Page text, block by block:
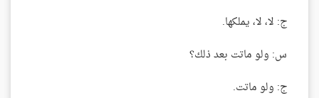
ج: لا، لا، يملكها.
س: ولو ماتت بعد ذلك؟
ج: ولو ماتت.